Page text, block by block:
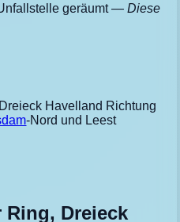
geräumt— Diese
Havelland Richtung
-Nord und Leest
Dreieck